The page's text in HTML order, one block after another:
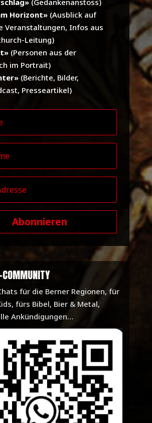
(Gedankenanstoss)
Horizont»(Ausblick auf
Veranstaltungen, Infos aus
Leitung)
(Personen aus der
im Portrait)
(Berichte, Bilder,
Presseartikel)
Abonnieren
für die Berner Regionen, für
fürs Bibel, Bier & Metal,
Ankündigungen…